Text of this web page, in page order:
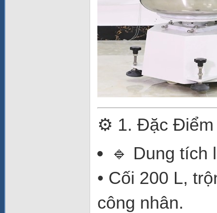
⚙️ 1. Đặc Điểm
🔹 Dung tích
• Cối 200 L,
công nhân.